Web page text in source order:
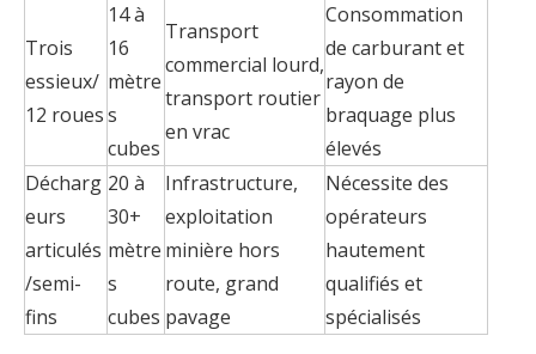
Trois
essieux/
12 roues
14 à
16
mètre
s
cubes
Transport
commercial lourd,
transport routier
en vrac
Consommation
de carburant et
rayon de
braquage plus
élevés
Décharg
eurs
articulés
/semi-
fins
20 à
30+
mètre
s
cubes
Infrastructure,
exploitation
minière hors
route, grand
pavage
Nécessite des
opérateurs
hautement
qualifiés et
spécialisés